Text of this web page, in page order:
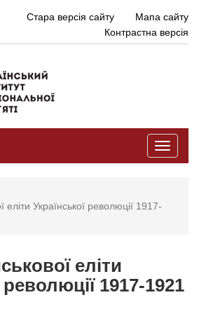
Стара версія сайту
Мапа сайту
Контрастна версія
Toggle
еліти Української революції 1917-
еліти
революції 1917-1921